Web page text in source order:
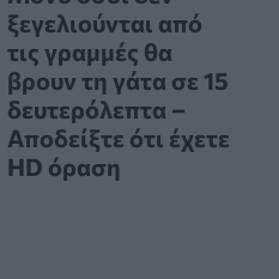
ξεγελιούνται από
τις γραμμές θα
βρουν τη γάτα σε 15
δευτερόλεπτα –
Αποδείξτε ότι έχετε
HD όραση